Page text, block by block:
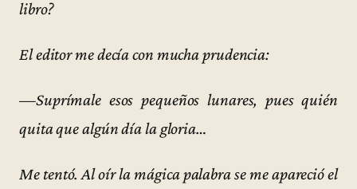
libro?
El editor me decía con mucha prudencia:
—Suprímale esos pequeños lunares, pues quién
quita que algún día la gloria…
Me tentó. Al oír la mágica palabra se me apareció el